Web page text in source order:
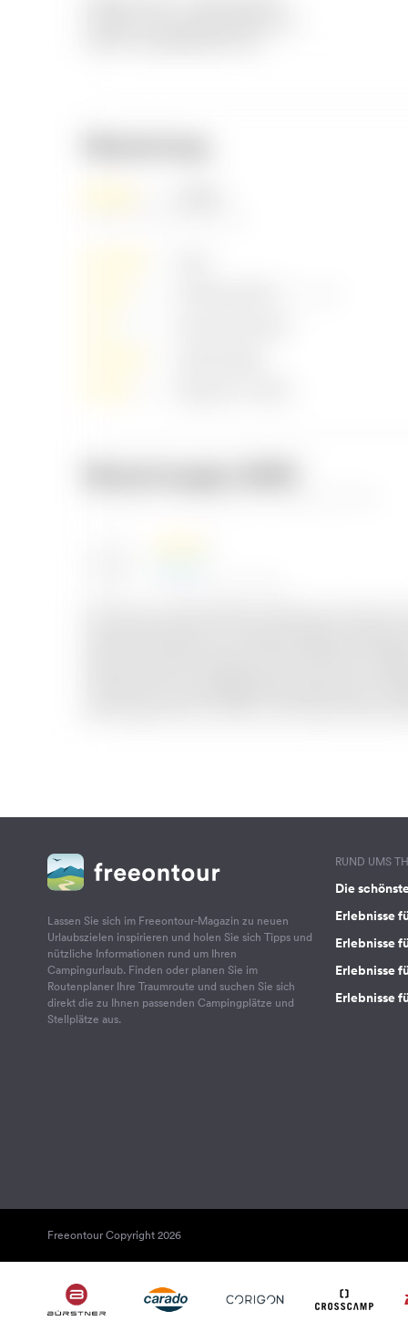
Lassen Sie sich im Freeontour-Magazin zu neuen
Urlaubszielen inspirieren und holen Sie sich Tipps und
nützliche Informationen rund um Ihren
Campingurlaub. Finden oder planen Sie im
Routenplaner Ihre Traumroute und suchen Sie sich
direkt die zu Ihnen passenden Campingplätze und
Stellplätze aus.
RUND UMS
Die
Erlebnisse
Erlebnisse
Erlebnisse
Erlebnisse
Freeontour Copyright 2026